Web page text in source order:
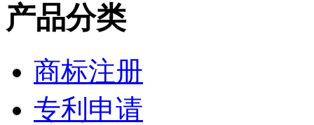
产品分类
商标注册
专利申请